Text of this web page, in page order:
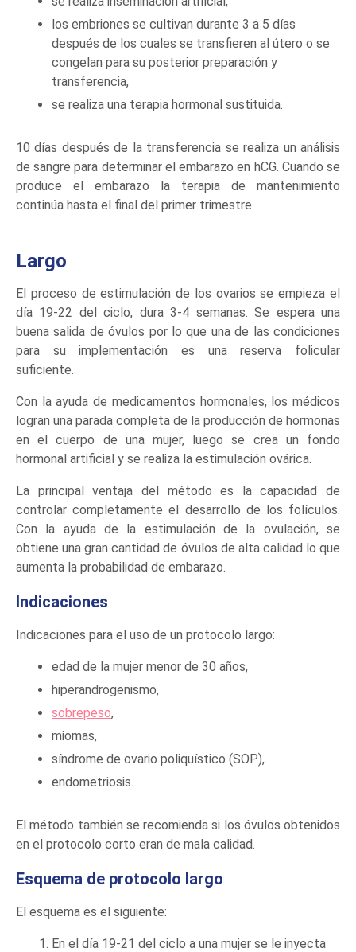
los embriones se cultivan durante 3 a 5 días
después de los cuales se transfieren al útero o se
congelan para su posterior preparación y
transferencia,
se realiza una terapia hormonal sustituida.
10 días después de la transferencia se realiza un análisis
de sangre para determinar el embarazo en hCG. Cuando se
produce el embarazo la terapia de mantenimiento
continúa hasta el final del primer trimestre.
Largo
El proceso de estimulación de los ovarios se empieza el
día 19-22 del ciclo, dura 3-4 semanas. Se espera una
buena salida de óvulos por lo que una de las condiciones
para su implementación es una reserva folicular
suficiente.
Con la ayuda de medicamentos hormonales, los médicos
logran una parada completa de la producción de hormonas
en el cuerpo de una mujer, luego se crea un fondo
hormonal artificial y se realiza la estimulación ovárica.
La principal ventaja del método es la capacidad de
controlar completamente el desarrollo de los folículos.
Con la ayuda de la estimulación de la ovulación, se
obtiene una gran cantidad de óvulos de alta calidad lo que
aumenta la probabilidad de embarazo.
Indicaciones
Indicaciones para el uso de un protocolo largo:
edad de la mujer menor de 30 años,
hiperandrogenismo,
sobrepeso,
miomas,
síndrome de ovario poliquístico (SOP),
endometriosis.
El método también se recomienda si los óvulos obtenidos
en el protocolo corto eran de mala calidad.
Esquema de protocolo largo
El esquema es el siguiente:
En el día 19-21 del ciclo a una mujer se le inyecta